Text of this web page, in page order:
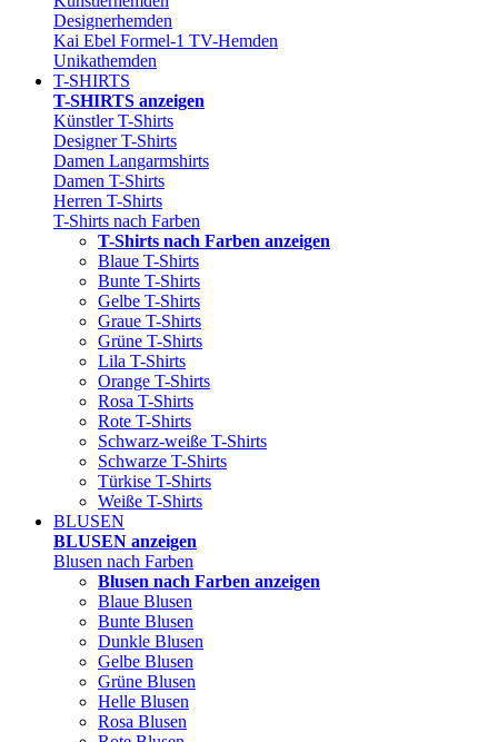
Designerhemden
Kai Ebel Formel-1 TV-Hemden
Unikathemden
T-SHIRTS
T-SHIRTS anzeigen
Künstler T-Shirts
Designer T-Shirts
Damen Langarmshirts
Damen T-Shirts
Herren T-Shirts
T-Shirts nach Farben
T-Shirts nach Farben anzeigen
Blaue T-Shirts
Bunte T-Shirts
Gelbe T-Shirts
Graue T-Shirts
Grüne T-Shirts
Lila T-Shirts
Orange T-Shirts
Rosa T-Shirts
Rote T-Shirts
Schwarz-weiße T-Shirts
Schwarze T-Shirts
Türkise T-Shirts
Weiße T-Shirts
BLUSEN
BLUSEN anzeigen
Blusen nach Farben
Blusen nach Farben anzeigen
Blaue Blusen
Bunte Blusen
Dunkle Blusen
Gelbe Blusen
Grüne Blusen
Helle Blusen
Rosa Blusen